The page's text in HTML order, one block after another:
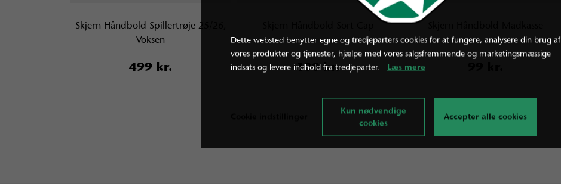
Skjern Håndbold Spillertrøje 25/26,
Voksen
499 kr. 100 kr.
Dette websted benytter egne og tredjeparters cookies for at fungere, analysere din brug af
vores produkter og tjenester, hjælpe med vores salgsfremmende og marketingsmæssige
indsats og levere indhold fra tredjeparter. Læs mere
Kun nødvendige
cookies
Accepter alle cookies